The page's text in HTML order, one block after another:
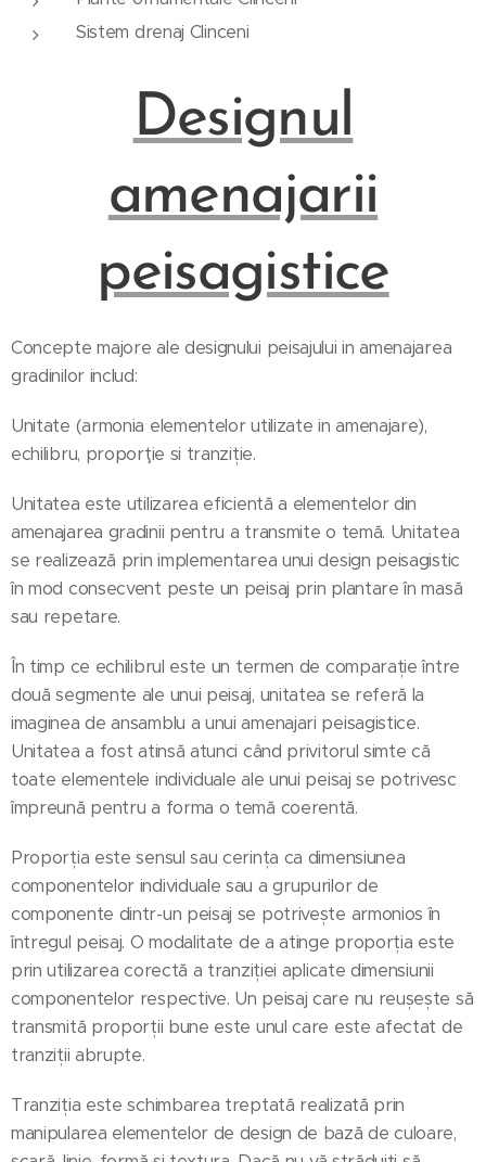
Sistem drenaj Clinceni
Designul
amenajarii
peisagistice
Concepte majore ale designului peisajului in amenajarea
gradinilor includ:
Unitate (armonia elementelor utilizate in amenajare),
echilibru, proporţie si tranziție.
Unitatea este utilizarea eficientă a elementelor din
amenajarea gradinii pentru a transmite o temă. Unitatea
se realizează prin implementarea unui design peisagistic
în mod consecvent peste un peisaj prin plantare în masă
sau repetare.
În timp ce echilibrul este un termen de comparație între
două segmente ale unui peisaj, unitatea se referă la
imaginea de ansamblu a unui amenajari peisagistice.
Unitatea a fost atinsă atunci când privitorul simte că
toate elementele individuale ale unui peisaj se potrivesc
împreună pentru a forma o temă coerentă.
Proporția este sensul sau cerința ca dimensiunea
componentelor individuale sau a grupurilor de
componente dintr-un peisaj se potrivește armonios în
întregul peisaj. O modalitate de a atinge proporția este
prin utilizarea corectă a tranziției aplicate dimensiunii
componentelor respective. Un peisaj care nu reușește să
transmită proporții bune este unul care este afectat de
tranziții abrupte.
Tranziția este schimbarea treptată realizată prin
manipularea elementelor de design de bază de culoare,